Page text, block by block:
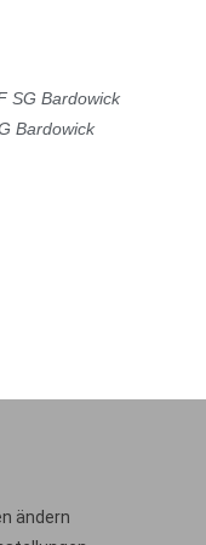
SG Bardowick
Bardowick
ändern